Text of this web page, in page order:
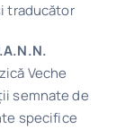
traducător
Veche
semnate de
specifice